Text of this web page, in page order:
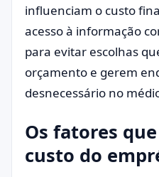
influenciam o custo
acesso à informação
para evitar escolhas
orçamento e gerem
desnecessário no
Os fatores
custo do